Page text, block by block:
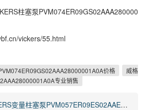
柱塞泵PVM074ER09GS02AAA280000
vickers/55.html
价格
威格
专业销售
量柱塞泵PVM057ER09ES02AAE0020000AA0A